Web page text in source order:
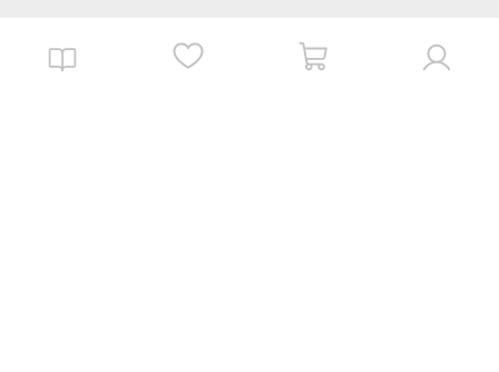
Приложение MBG store